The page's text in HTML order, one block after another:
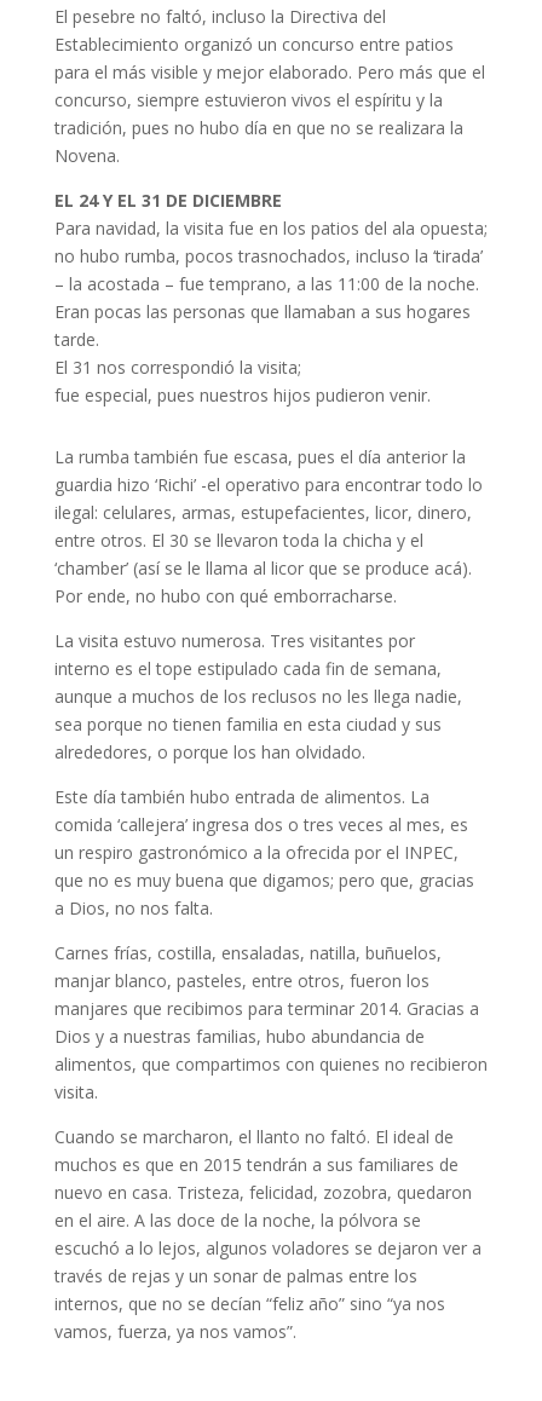
El pesebre no faltó, incluso la Directiva del
Establecimiento organizó un concurso entre patios
para el más visible y mejor elaborado. Pero más que el
concurso, siempre estuvieron vivos el espíritu y la
tradición, pues no hubo día en que no se realizara la
Novena.
EL 24 Y EL 31 DE DICIEMBRE
Para navidad, la visita fue en los patios del ala opuesta;
no hubo rumba, pocos trasnochados, incluso la ‘tirada’
– la acostada – fue temprano, a las 11:00 de la noche.
Eran pocas las personas que llamaban a sus hogares
tarde.
El 31 nos correspondió la visita;
fue especial, pues nuestros hijos pudieron venir.
La rumba también fue escasa, pues el día anterior la
guardia hizo ‘Richi’ -el operativo para encontrar todo lo
ilegal: celulares, armas, estupefacientes, licor, dinero,
entre otros. El 30 se llevaron toda la chicha y el
‘chamber’ (así se le llama al licor que se produce acá).
Por ende, no hubo con qué emborracharse.
La visita estuvo numerosa. Tres visitantes por
interno es el tope estipulado cada fin de semana,
aunque a muchos de los reclusos no les llega nadie,
sea porque no tienen familia en esta ciudad y sus
alrededores, o porque los han olvidado.
Este día también hubo entrada de alimentos. La
comida ‘callejera’ ingresa dos o tres veces al mes, es
un respiro gastronómico a la ofrecida por el INPEC,
que no es muy buena que digamos; pero que, gracias
a Dios, no nos falta.
Carnes frías, costilla, ensaladas, natilla, buñuelos,
manjar blanco, pasteles, entre otros, fueron los
manjares que recibimos para terminar 2014. Gracias a
Dios y a nuestras familias, hubo abundancia de
alimentos, que compartimos con quienes no recibieron
visita.
Cuando se marcharon, el llanto no faltó. El ideal de
muchos es que en 2015 tendrán a sus familiares de
nuevo en casa. Tristeza, felicidad, zozobra, quedaron
en el aire. A las doce de la noche, la pólvora se
escuchó a lo lejos, algunos voladores se dejaron ver a
través de rejas y un sonar de palmas entre los
internos, que no se decían “feliz año” sino “ya nos
vamos, fuerza, ya nos vamos”.